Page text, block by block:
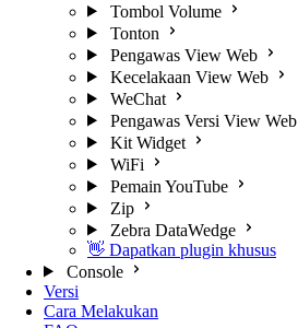
Tombol Volume
Tonton
Pengawas View Web
Kecelakaan View Web
WeChat
Pengawas Versi View Web
Kit Widget
WiFi
Pemain YouTube
Zip
Zebra DataWedge
👋 Dapatkan plugin khusus
Console
Versi
Cara Melakukan